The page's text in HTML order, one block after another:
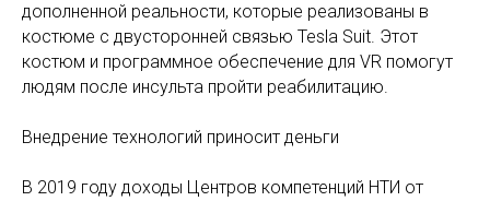
дополненной реальности, которые реализованы в
костюме с двусторонней связью Tesla Suit. Этот
костюм и программное обеспечение для VR помогут
людям после инсульта пройти реабилитацию.
Внедрение технологий приносит деньги
В 2019 году доходы Центров компетенций НТИ от